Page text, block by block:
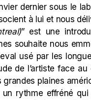
dernier sous le
à lui et nous
” est une
souhaite nous
usé par les
de l’artiste face
plaines
rythme effréné qui